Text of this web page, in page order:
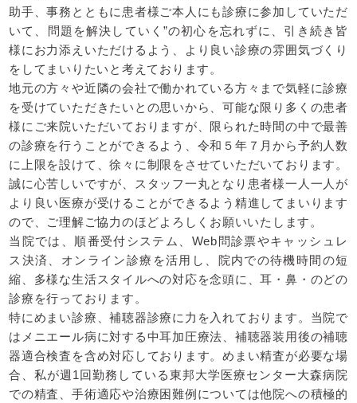
助手、事務とともに患者様ご本人にも診療に参加していただ
いて、問題を解決していく”の初心を忘れずに、引き続き皆
様にお力添えいただけるよう、より良い診療の雰囲気づくり
をしてまいりたいと考えております。
地元の方々や近隣の会社で働かれている方々まで気軽に診療
を受けていただきたいとの思いから、可能な限り多くの患者
様にご来院いただいておりますが、限られた時間の中で最善
の診療を行うことができるよう、令和５年７月から予約人数
に上限を設けて、徐々に制限をさせていただいております。
誠に心苦しいですが、スタッフ一丸となり患者様一人一人が
より良い医療が受けることができるよう精進してまいります
ので、ご理解ご協力のほどよろしくお願いいたします。
当院では、順番受付システム、Web問診票やキャッシュレ
ス決済、オンライン診療を活用し、院内での待機時間の短
縮、多様な生活スタイルへの対応を念頭に、耳・鼻・のどの
診療を行っております。
特にめまい診療、補聴器診療に力を入れております。当院で
はメニエール病に対する中耳加圧療法、補聴器装用後の補聴
器適合検査を含め対応しております。めまい精査が必要な場
合、私が週1回勤務している東邦大学医療センター大森病院
での精査、手術適応や治療困難例については他院への積極的